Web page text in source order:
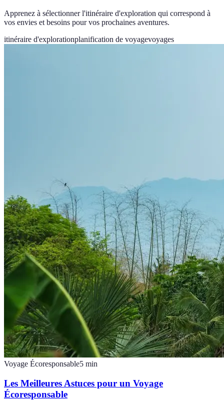
Apprenez à sélectionner l'itinéraire d'exploration qui correspond à
vos envies et besoins pour vos prochaines aventures.
itinéraire d'explorationplanification de voyagevoyages
Voyage Écoresponsable5 min
Les Meilleures Astuces pour un Voyage
Écoresponsable